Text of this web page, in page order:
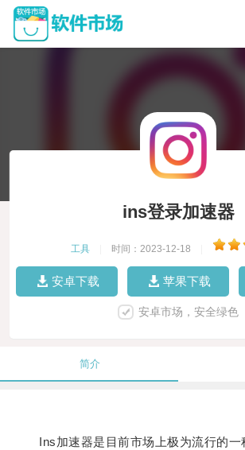
ins登录加速器
工具 时间：2023-12-18
安卓下载 苹果下载
安卓市场，安全绿色
简介
Ins加速器是目前市场上极为流行的一